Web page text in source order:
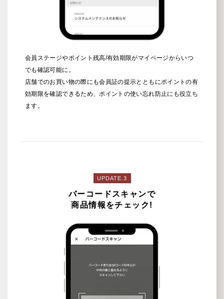
会員ステージやポイント残高/有効期限がマイページからいつ
でも確認可能に。
店舗でのお買い物の際にも会員証の提示とともにポイントの有
効期限を確認できるため、ポイントの使い忘れ防止にも役立ち
ます。
UPDATE.3
バーコードスキャンで
商品情報をチェック!